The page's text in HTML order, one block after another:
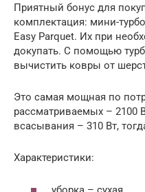
Приятный бонус для
комплектация: мини-
Easy Parquet. Их при
докупать. С помощью
вычистить ковры от
Это самая мощная по
рассматриваемых – 2100
всасывания – 310 Вт,
Характеристики: